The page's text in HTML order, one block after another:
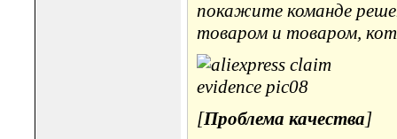
покажите команде
товаром и товаром,
[Проблема качества]